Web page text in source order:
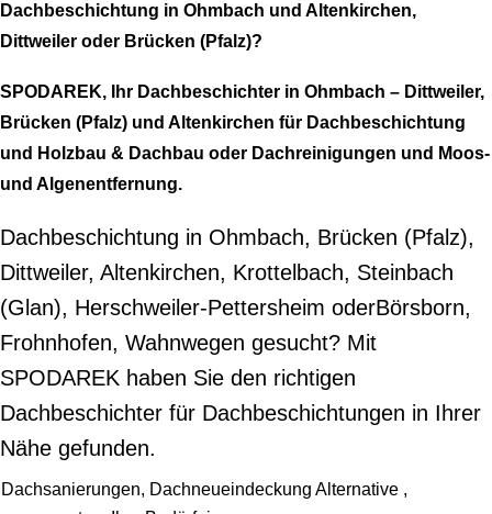
Dachbeschichtung in Ohmbach und Altenkirchen,
Dittweiler oder Brücken (Pfalz)?
SPODAREK, Ihr Dachbeschichter in Ohmbach – Dittweiler,
Brücken (Pfalz) und Altenkirchen für Dachbeschichtung
und Holzbau & Dachbau oder Dachreinigungen und Moos-
und Algenentfernung.
Dachbeschichtung in Ohmbach, Brücken (Pfalz),
Dittweiler, Altenkirchen, Krottelbach, Steinbach
(Glan), Herschweiler-Pettersheim oderBörsborn,
Frohnhofen, Wahnwegen gesucht? Mit
SPODAREK haben Sie den richtigen
Dachbeschichter für Dachbeschichtungen in Ihrer
Nähe gefunden.
Dachsanierungen, Dachneueindeckung Alternative ,